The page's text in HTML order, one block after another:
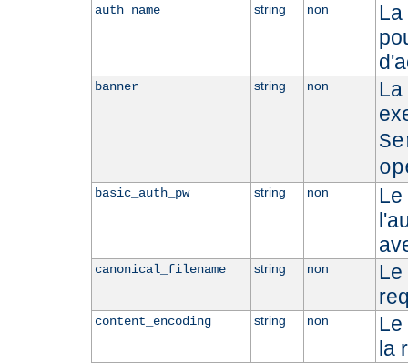
auth_name string non
La
banner string non
La
basic_auth_pw string non
Le
canonical_filename string non
Le
content_encoding string non
Le
la